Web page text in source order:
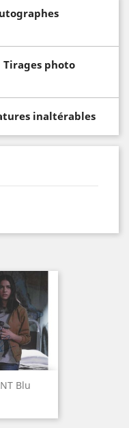
Tirages photo
inaltérables
Blu